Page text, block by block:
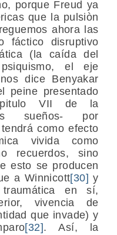
porque Freud ya
que la pulsiòn
ahora las
fáctico disruptivo
(la caída del
el eje
dice Benyakar
peine presentado
VII de la
sueños- por
como efecto
vivida como
recuerdos, sino
esto se producen
a Winnicott[30] y
en sí,
vivencia de
que invade) y
[32]. Así, la